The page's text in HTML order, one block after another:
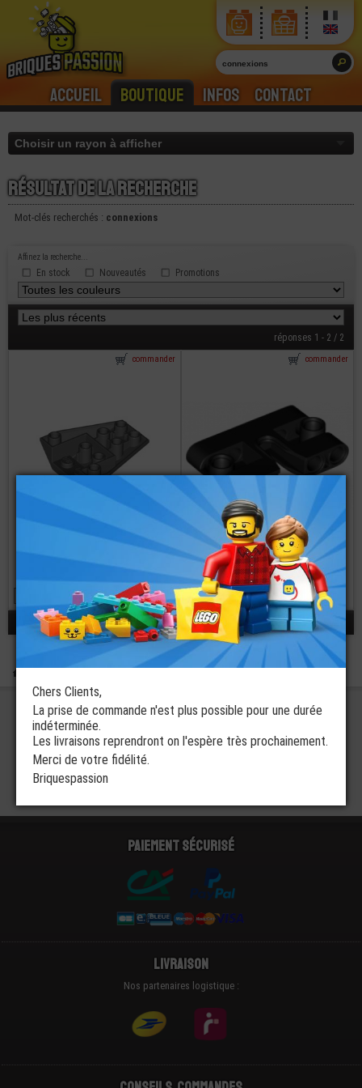
Accueil Boutique Infos Contact
Résultat de la recherche
Mot-clés recherchés : connexions
Affinez la recherche...
En stock Nouveautés Promotions
réponses 1 - 2 / 2
LEGO® Biseauté
Cale 4x4 avec
0,39€
à partir de
commander
LEGO® Technic
Bloc de
Connexions 1x3x5
1,07
commander
réponses 1 - 2 / 2
Paiement sécurisé
Livraison
Nos partenaires logistique :
Chers Clients,
La prise de commande n'est plus possible pour une durée
indéterminée.
Les livraisons reprendront on l'espère très prochainement.
Merci de votre fidélité.
Briquespassion